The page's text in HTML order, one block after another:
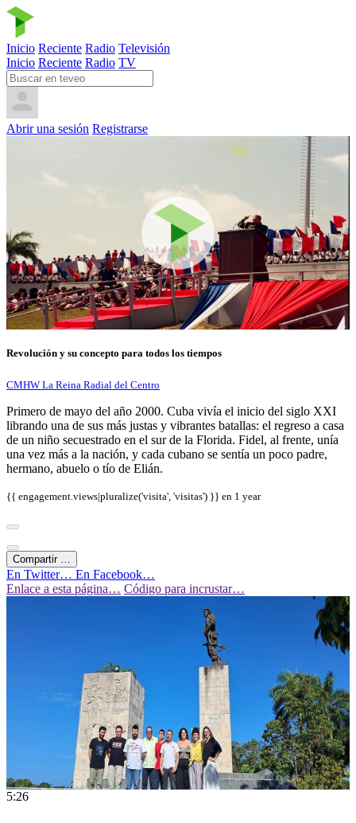
Inicio Reciente Radio Televisión
Inicio Reciente Radio TV
Abrir una sesión Registrarse
Revolución y su concepto para todos los tiempos
CMHW La Reina Radial del Centro
Primero de mayo del año 2000. Cuba vivía el inicio del siglo XXI
librando una de sus más justas y vibrantes batallas: el regreso a casa
de un niño secuestrado en el sur de la Florida. Fidel, al frente, unía
una vez más a la nación, y cada cubano se sentía un poco padre,
hermano, abuelo o tío de Elián.
{{ engagement.views|pluralize('visita', 'visitas') }} en 1 year
Compartir …
En Twitter… En Facebook…
Enlace a esta página… Código para incrustar…
5:26